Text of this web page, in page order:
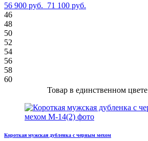
56 900 руб. 71 100 руб.
46
48
50
52
54
56
58
60
Товар в единственном цвете
Короткая мужская дубленка с черным мехом